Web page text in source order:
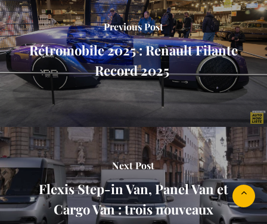
Previous Post
Rétromobile 2025 : Renault Filante
Record 2025
Next Post
Flexis Step-in Van, Panel Van et
Cargo Van : trois nouveaux